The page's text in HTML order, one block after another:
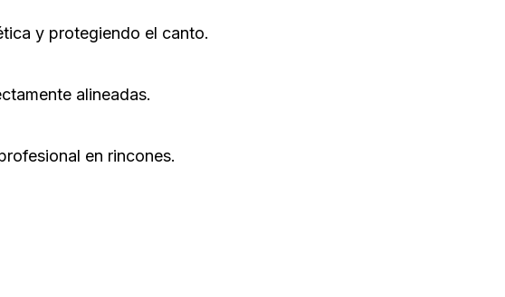
y protegiendo el canto.
alineadas.
en rincones.